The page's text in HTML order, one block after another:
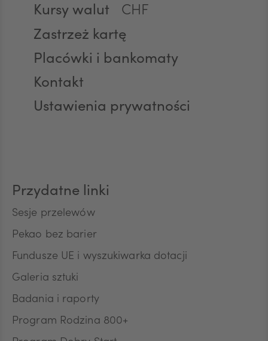
Kursy walut CHF
AED
AUD
JPY
Zastrzeż kartę
Placówki i bankomaty
Kontakt
Ustawienia prywatności
Przydatne linki
Sesje przelewów
Pekao bez barier
Fundusze UE i wyszukiwarka dotacji
Galeria sztuki
Badania i raporty
Program Rodzina 800+